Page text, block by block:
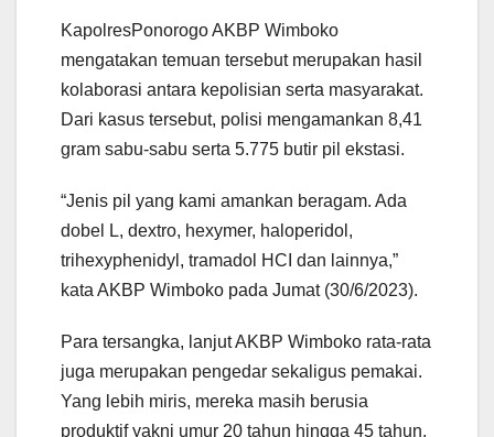
KapolresPonorogo AKBP Wimboko
mengatakan temuan tersebut merupakan hasil
kolaborasi antara kepolisian serta masyarakat.
Dari kasus tersebut, polisi mengamankan 8,41
gram sabu-sabu serta 5.775 butir pil ekstasi.
“Jenis pil yang kami amankan beragam. Ada
dobel L, dextro, hexymer, haloperidol,
trihexyphenidyl, tramadol HCI dan lainnya,”
kata AKBP Wimboko pada Jumat (30/6/2023).
Para tersangka, lanjut AKBP Wimboko rata-rata
juga merupakan pengedar sekaligus pemakai.
Yang lebih miris, mereka masih berusia
produktif yakni umur 20 tahun hingga 45 tahun.